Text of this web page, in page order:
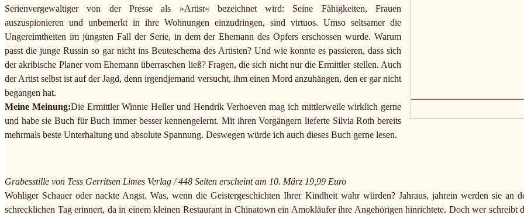
Serienvergewaltiger von der Presse als »Artist« bezeichnet wird: Seine Fähigkeiten, Frauen
auszuspionieren und unbemerkt in ihre Wohnungen einzudringen, sind virtuos. Umso seltsamer die
Ungereimtheiten im jüngsten Fall der Serie, in dem der Ehemann des Opfers erschossen wurde. Warum
passt die junge Russin so gar nicht ins Beuteschema des Artisten? Und wie konnte es passieren, dass sich
der akribische Planer vom Ehemann überraschen ließ? Fragen, die sich nicht nur die Ermittler stellen. Auch
der Artist selbst ist auf der Jagd, denn irgendjemand versucht, ihm einen Mord anzuhängen, den er gar nicht
begangen hat.
Meine Meinung:Die Ermittler Winnie Heller und Hendrik Verhoeven mag ich mittlerweile wirklich gerne
und habe sie Buch für Buch immer besser kennengelernt. Mit ihren Vorgängern lieferte Silvia Roth bereits
mehrmals beste Unterhaltung und absolute Spannung. Deswegen würde ich auch dieses Buch gerne lesen.
Grabesstille von Tess Gerritsen Limes Verlag / 448 Seiten erscheint am 10. März 19,99 Euro
Wohliger Schauer oder nackte Angst. Was, wenn die Geistergeschichten Ihrer Kindheit wahr würden? Jahraus, jahrein werden sie an
schrecklichen Tag erinnert, da in einem kleinen Restaurant in Chinatown ein Amokläufer ihre Angehörigen hinrichtete. Doch wer schreibt